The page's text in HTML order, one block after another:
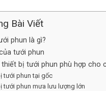
Bài Viết
phun là gì?
tưới phun
thiết bị tưới phun phù hợp cho
tưới phun tại gốc
tưới phun mưa lưu lượng lớn